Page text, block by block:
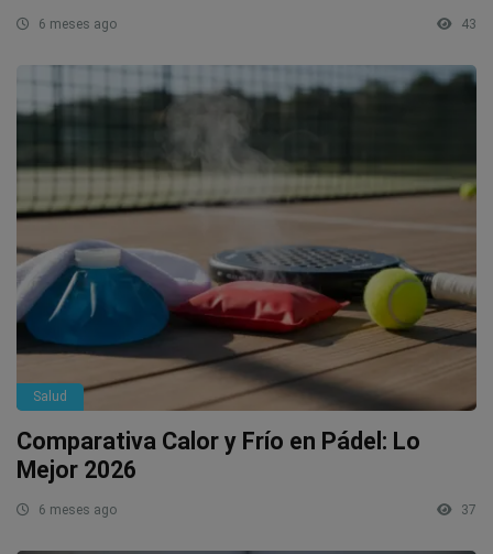
6 meses ago 43
Salud
Comparativa Calor y Frío en Pádel: Lo
Mejor 2026
6 meses ago 37